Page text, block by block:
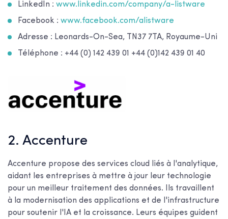
LinkedIn : www.linkedin.com/company/a-listware
Facebook : www.facebook.com/alistware
Adresse : Leonards-On-Sea, TN37 7TA, Royaume-Uni
Téléphone : +44 (0) 142 439 01 +44 (0)142 439 01 40
2. Accenture
Accenture propose des services cloud liés à l'analytique,
aidant les entreprises à mettre à jour leur technologie
pour un meilleur traitement des données. Ils travaillent
à la modernisation des applications et de l'infrastructure
pour soutenir l'IA et la croissance. Leurs équipes guident